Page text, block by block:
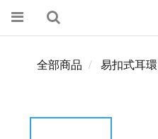
全部商品 易扣式耳環